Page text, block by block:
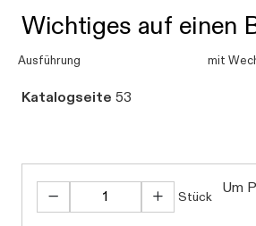
Wichtiges auf einen
Ausführung mit
Katalogseite 53
Stück
Um